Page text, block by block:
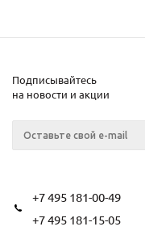
Подписывайтесь
на новости и акции
+7 495 181-00-49
+7 495 181-15-05